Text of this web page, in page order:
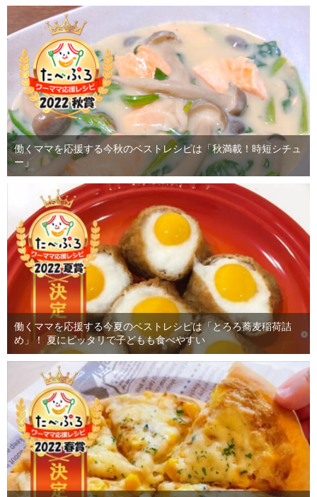
働くママを応援する今秋のベストレシピは「秋満載！時短シチュ
ー」
働くママを応援する今夏のベストレシピは「とろろ蕎麦稲荷詰
め」！ 夏にピッタリで子どもも食べやすい